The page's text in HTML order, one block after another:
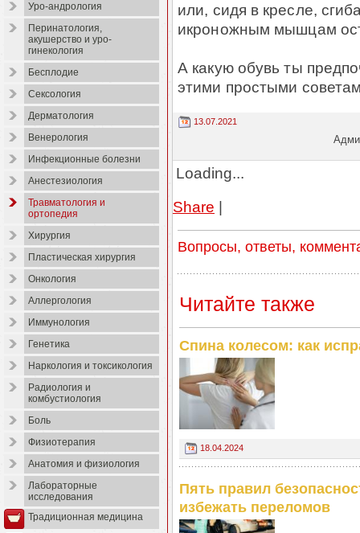
Уро-андрология
Перинатология,
акушерство и уро-
гинекология
Бесплодие
Сексология
Дерматология
Венерология
Инфекционные болезни
Анестезиология
Травматология и
ортопедия
Хирургия
Пластическая хирургия
Онкология
Аллергология
Иммунология
Генетика
Наркология и токсикология
Радиология и
комбустиология
Боль
Физиотерапия
Анатомия и физиология
Лабораторные
исследования
Традиционная медицина
или, сидя в кресле,
икроножным мышцам
А какую обувь ты
этими простыми
13.07.2021
Loading...
Share |
Вопросы, ответы,
Читайте также
Спина колесом: как
18.04.2024
Пять правил
избежать переломов